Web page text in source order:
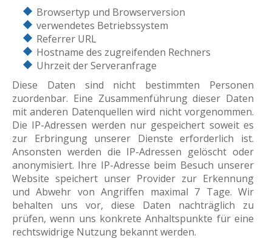
Browsertyp und Browserversion
verwendetes Betriebssystem
Referrer URL
Hostname des zugreifenden Rechners
Uhrzeit der Serveranfrage
Diese Daten sind nicht bestimmten Personen
zuordenbar. Eine Zusammenführung dieser Daten
mit anderen Datenquellen wird nicht vorgenommen.
Die IP-Adressen werden nur gespeichert soweit es
zur Erbringung unserer Dienste erforderlich ist.
Ansonsten werden die IP-Adressen gelöscht oder
anonymisiert. Ihre IP-Adresse beim Besuch unserer
Website speichert unser Provider zur Erkennung
und Abwehr von Angriffen maximal 7 Tage. Wir
behalten uns vor, diese Daten nachträglich zu
prüfen, wenn uns konkrete Anhaltspunkte für eine
rechtswidrige Nutzung bekannt werden.